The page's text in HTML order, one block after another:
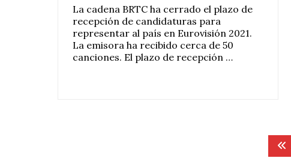
La cadena BRTC ha cerrado el plazo de
recepción de candidaturas para
representar al país en Eurovisión 2021.
La emisora ha recibido cerca de 50
canciones. El plazo de recepción …